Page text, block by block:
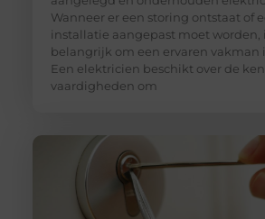
Wanneer er een storing ontstaat of
installatie aangepast moet worden,
belangrijk om een ervaren vakman
Een elektricien beschikt over de
vaardigheden om